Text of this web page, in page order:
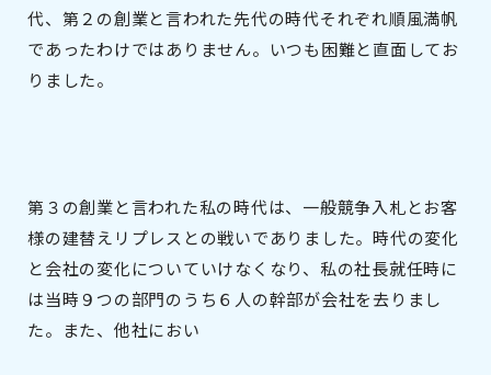
代、第２の創業と言われた先代の時代それぞれ順風満帆
であったわけではありません。いつも困難と直面してお
りました。
第３の創業と言われた私の時代は、一般競争入札とお客
様の建替えリプレスとの戦いでありました。時代の変化
と会社の変化についていけなくなり、私の社長就任時に
は当時９つの部門のうち６人の幹部が会社を去りまし
た。また、他社におい